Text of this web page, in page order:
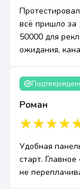
всё пришло за
50000 для
ожидания,
Роман
Удобная
старт.
не